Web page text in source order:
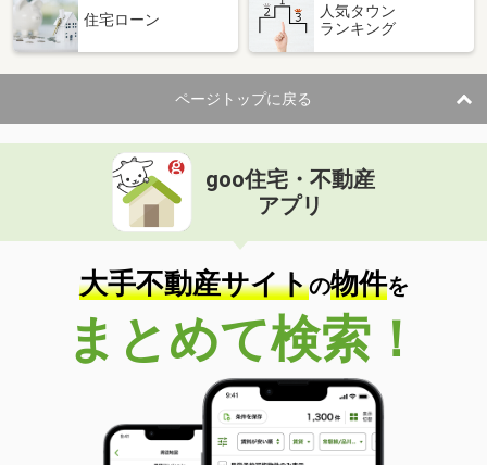
1,490万円
住 所
群馬県高崎市並榎町
専有面積 67m²
間取り
3LDK
群馬県前橋市南町１
価 格
2,090万円
住 所
群馬県前橋市南町１
専有面積 74.28m²
間取り
3LDK
群馬県前橋市南町１
価 格
1,490万円
群馬県前橋市南町１
61.5m²
間取り
3LDK
住宅ローン
人気タウン
ランキング
ページトップに戻る
goo住宅・不動産
アプリ
大手不動産サイトの物件を
まとめて検索！